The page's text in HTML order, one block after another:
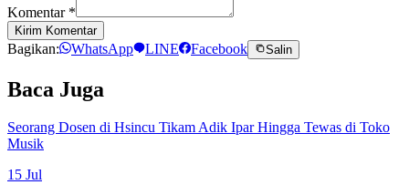
Komentar *
Kirim Komentar
Bagikan: WhatsApp LINE Facebook Salin
Baca Juga
Seorang Dosen di Hsincu Tikam Adik Ipar Hingga Tewas di Toko
Musik
15 Jul